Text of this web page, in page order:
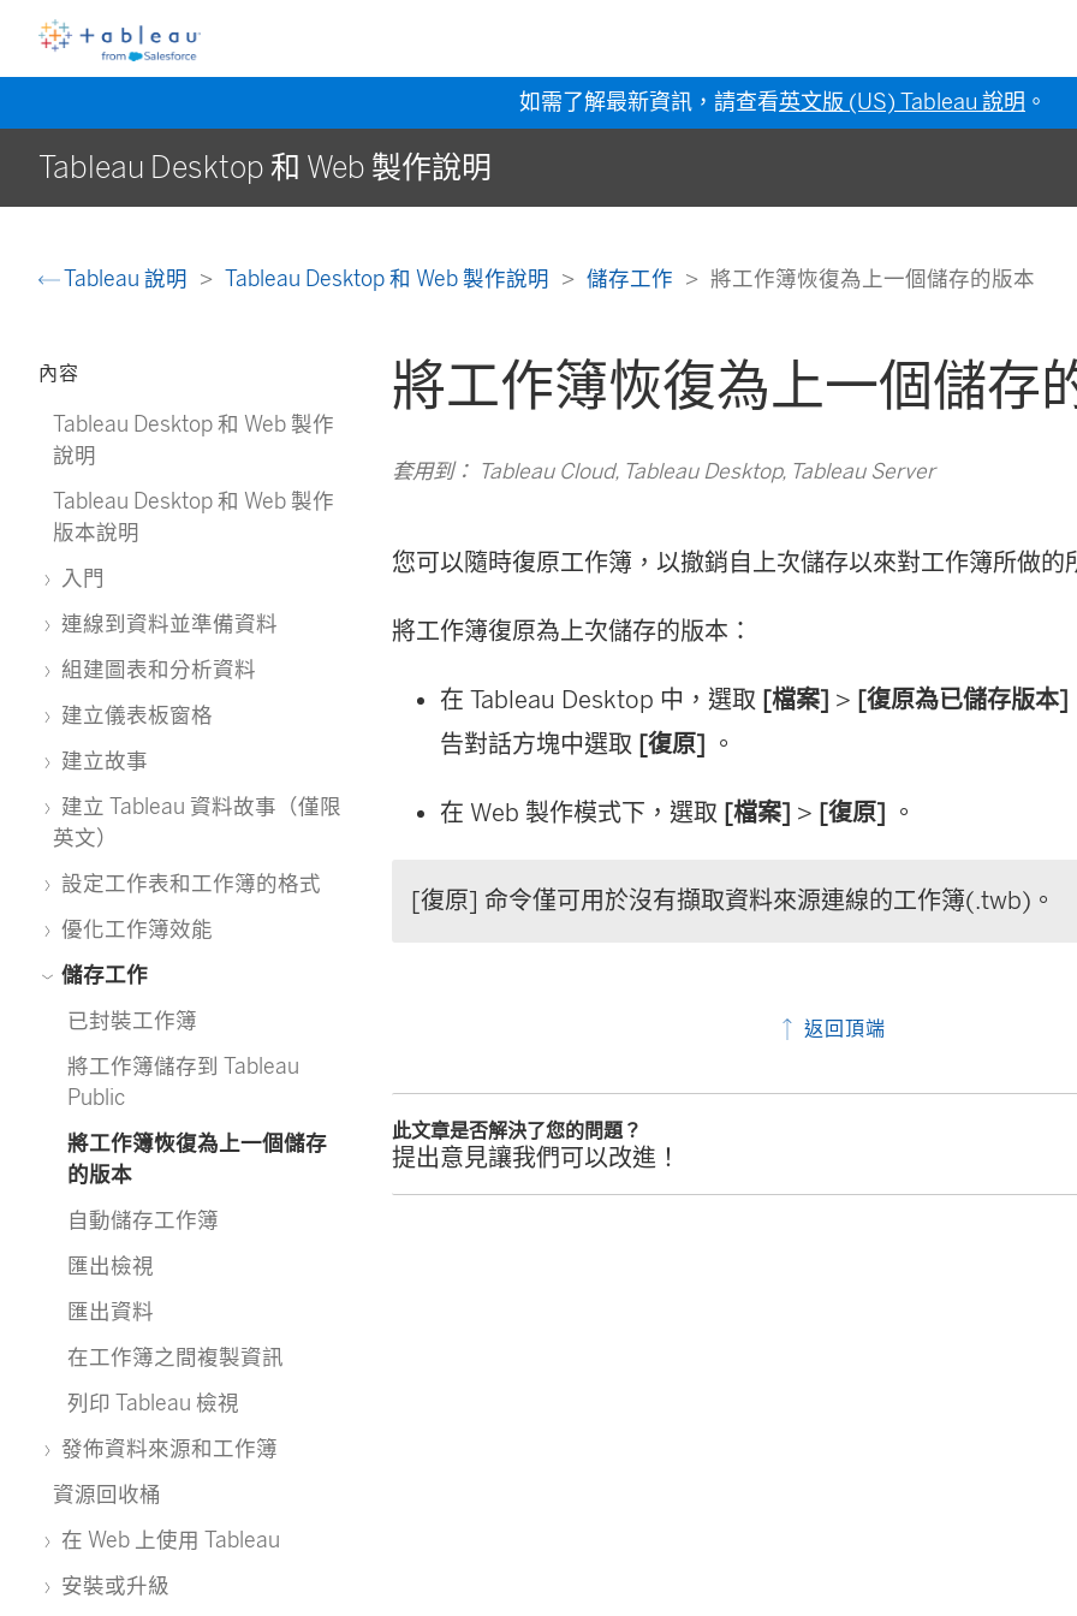
如需了解最新資訊，請查看英文版 (US) Tableau 說明 。
Tableau Desktop 和 Web 製作說明
Tableau 說明 Tableau Desktop 和 Web 製作說明 儲存工作 將工作簿恢復為上一個儲存的版本
內容
Tableau Desktop 和 Web 製作
說明
Tableau Desktop 和 Web 製作
版本說明
入門
連線到資料並準備資料
組建圖表和分析資料
建立儀表板窗格
建立故事
建立 Tableau 資料故事（僅限
英文）
設定工作表和工作簿的格式
優化工作簿效能
儲存工作
已封裝工作簿
將工作簿儲存到 Tableau
Public
將工作簿恢復為上一個儲存
的版本
自動儲存工作簿
匯出檢視
匯出資料
在工作簿之間複製資訊
列印 Tableau 檢視
發佈資料來源和工作簿
資源回收桶
在 Web 上使用 Tableau
安裝或升級
將工作簿恢復為上一個儲存
套用到： Tableau Cloud, Tableau Desktop, Tableau Server
您可以隨時復原工作簿，以撤銷自上次儲存以來對工作簿所做的
將工作簿復原為上次儲存的版本：
在 Tableau Desktop 中，選取 [檔案] > [復原為已儲存版本]
告對話方塊中選取 [復原] 。
在 Web 製作模式下，選取 [檔案] > [復原] 。
[復原] 命令僅可用於沒有擷取資料來源連線的工作簿(.twb)。
返回頂端
此文章是否解決了您的問題？
提出意見讓我們可以改進！